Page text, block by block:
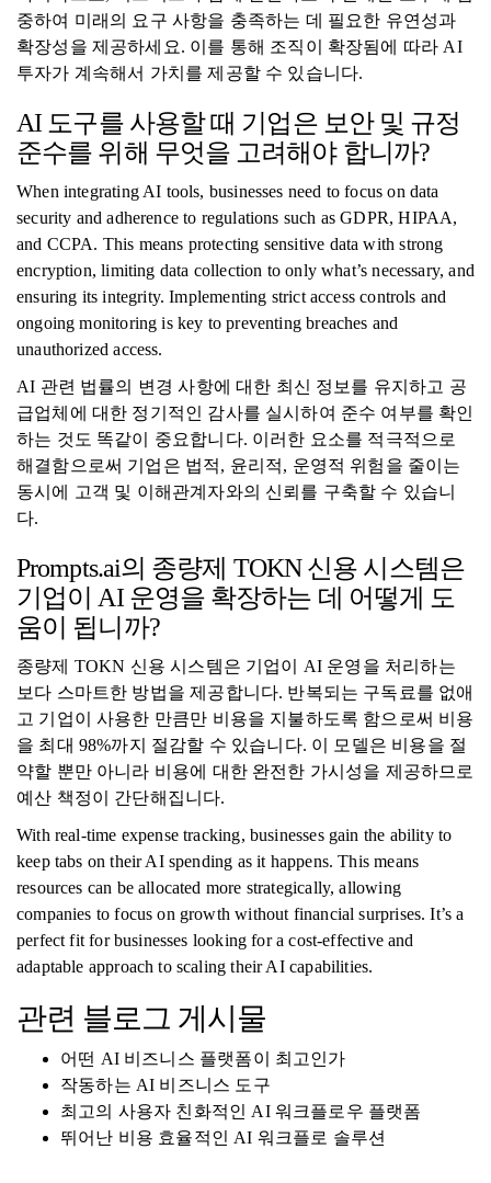
중하여 미래의 요구 사항을 충족하는 데 필요한 유연성과
확장성을 제공하세요. 이를 통해 조직이 확장됨에 따라 AI
투자가 계속해서 가치를 제공할 수 있습니다.
AI 도구를 사용할 때 기업은 보안 및 규정
준수를 위해 무엇을 고려해야 합니까?
When integrating AI tools, businesses need to focus on data
security and adherence to regulations such as GDPR, HIPAA,
and CCPA. This means protecting sensitive data with strong
encryption, limiting data collection to only what’s necessary, and
ensuring its integrity. Implementing strict access controls and
ongoing monitoring is key to preventing breaches and
unauthorized access.
AI 관련 법률의 변경 사항에 대한 최신 정보를 유지하고 공
급업체에 대한 정기적인 감사를 실시하여 준수 여부를 확인
하는 것도 똑같이 중요합니다. 이러한 요소를 적극적으로
해결함으로써 기업은 법적, 윤리적, 운영적 위험을 줄이는
동시에 고객 및 이해관계자와의 신뢰를 구축할 수 있습니
다.
Prompts.ai의 종량제 TOKN 신용 시스템은
기업이 AI 운영을 확장하는 데 어떻게 도
움이 됩니까?
종량제 TOKN 신용 시스템은 기업이 AI 운영을 처리하는
보다 스마트한 방법을 제공합니다. 반복되는 구독료를 없애
고 기업이 사용한 만큼만 비용을 지불하도록 함으로써 비용
을 최대 98%까지 절감할 수 있습니다. 이 모델은 비용을 절
약할 뿐만 아니라 비용에 대한 완전한 가시성을 제공하므로
예산 책정이 간단해집니다.
With real-time expense tracking, businesses gain the ability to
keep tabs on their AI spending as it happens. This means
resources can be allocated more strategically, allowing
companies to focus on growth without financial surprises. It’s a
perfect fit for businesses looking for a cost-effective and
adaptable approach to scaling their AI capabilities.
관련 블로그 게시물
어떤 AI 비즈니스 플랫폼이 최고인가
작동하는 AI 비즈니스 도구
최고의 사용자 친화적인 AI 워크플로우 플랫폼
뛰어난 비용 효율적인 AI 워크플로 솔루션